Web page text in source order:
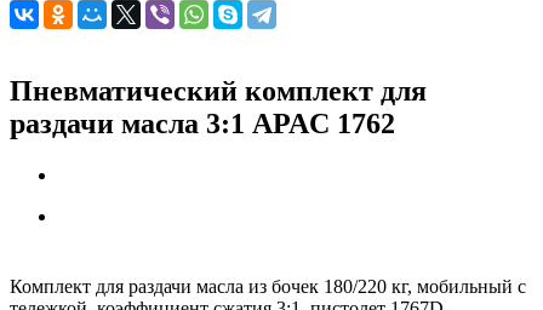
Пневматический комплект для
раздачи масла 3:1 APAC 1762
Комплект для раздачи масла из бочек 180/220 кг, мобильный с